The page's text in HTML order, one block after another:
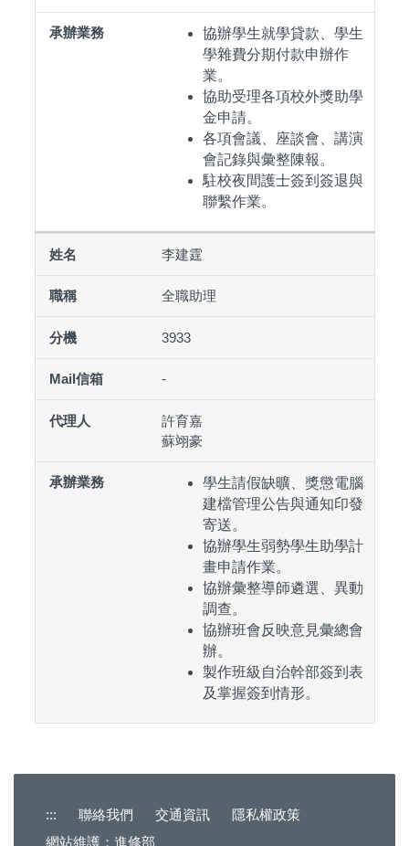
協辦學生就學貸款、學生
學雜費分期付款申辦作
業。
協助受理各項校外獎助學
金申請。
各項會議、座談會、講演
會記錄與彙整陳報。
駐校夜間護士簽到簽退與
聯繫作業。
李建霆
全職助理
3933
-
許育嘉
蘇翊豪
學生請假缺曠、獎懲電腦
建檔管理公告與通知印發
寄送。
協辦學生弱勢學生助學計
畫申請作業。
協辦彙整導師遴選、異動
調查。
協辦班會反映意見彙總會
辦。
製作班級自治幹部簽到表
及掌握簽到情形。
::: 聯絡我們 交通資訊
隱私權政策
網站維護：進修部